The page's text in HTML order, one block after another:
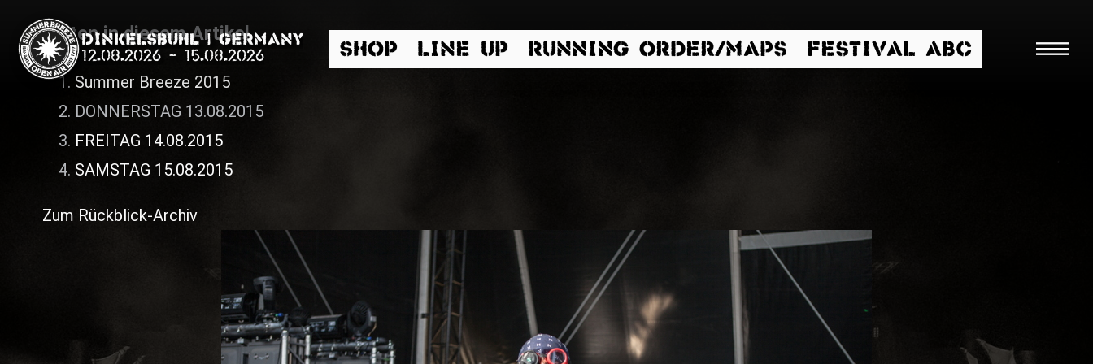
Dinkelsbühl | Germany
12.08.2026 - 15.08.2026 SHOP LINE UP RUNNING ORDER/MAPS FESTIVAL ABC
Media
Seiten in diesem Artikel
Summer Breeze 2015
DONNERSTAG 13.08.2015
FREITAG 14.08.2015
SAMSTAG 15.08.2015
Zum Rückblick-Archiv